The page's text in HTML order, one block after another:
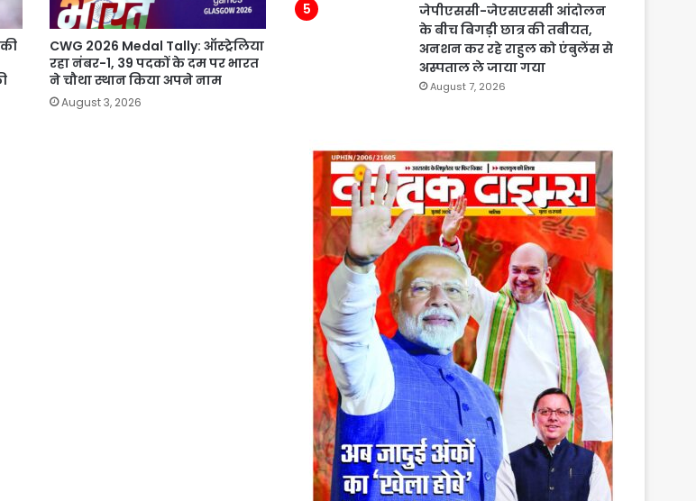
CWG 2026 Medal Tally: ऑस्ट्रेलिया
रहा नंबर-1, 39 पदकों के दम पर भारत
ने चौथा स्थान किया अपने नाम
August 3, 2026
जेपीएससी-जेएसएससी आंदोलन
के बीच बिगड़ी छात्र की तबीयत,
अनशन कर रहे राहुल को एंबुलेंस से
अस्पताल ले जाया गया
August 7, 2026